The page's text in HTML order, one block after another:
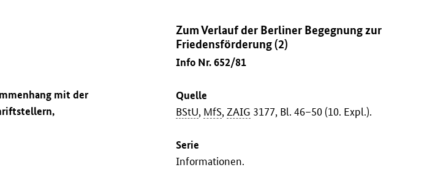
Zum Verlauf der Berliner Begegnung zur
Friedensförderung (2)
Info Nr. 652/81
Quelle
BStU, MfS,ZAIG 3177, Bl. 46–50 (10. Expl.).
Serie
Informationen.
mit der